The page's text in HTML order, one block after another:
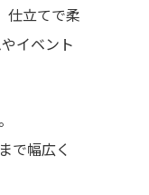
仕立てで柔
イベント
で幅広く